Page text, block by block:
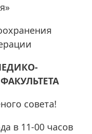
совета!
в 11-00 часов